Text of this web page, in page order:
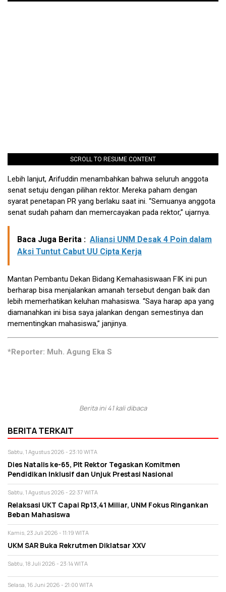
SCROLL TO RESUME CONTENT
Lebih lanjut, Arifuddin menambahkan bahwa seluruh anggota
senat setuju dengan pilihan rektor. Mereka paham dengan
syarat penetapan PR yang berlaku saat ini. “Semuanya anggota
senat sudah paham dan memercayakan pada rektor,” ujarnya.
Baca Juga Berita : Aliansi UNM Desak 4 Poin dalam
Aksi Tuntut Cabut UU Cipta Kerja
Mantan Pembantu Dekan Bidang Kemahasiswaan FIK ini pun
berharap bisa menjalankan amanah tersebut dengan baik dan
lebih memerhatikan keluhan mahasiswa. “Saya harap apa yang
diamanahkan ini bisa saya jalankan dengan semestinya dan
mementingkan mahasiswa,” janjinya.
*Reporter: Muh. Agung Eka S
Berita ini 41 kali dibaca
BERITA TERKAIT
Sabtu, 1 Agustus 2026 - 23:10 WITA
Dies Natalis ke-65, Plt Rektor Tegaskan Komitmen
Pendidikan Inklusif dan Unjuk Prestasi Nasional
Sabtu, 1 Agustus 2026 - 22:37 WITA
Relaksasi UKT Capai Rp13,41 Miliar, UNM Fokus Ringankan
Beban Mahasiswa
Kamis, 23 Juli 2026 - 11:19 WITA
UKM SAR Buka Rekrutmen Diklatsar XXV
Sabtu, 18 Juli 2026 - 23:14 WITA
Selasa, 16 Juni 2026 - 21:00 WITA